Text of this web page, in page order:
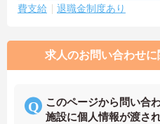
費支給
退職金制度あり
求人のお問い合わせ
このページから問い合
施設に個人情報が渡さ